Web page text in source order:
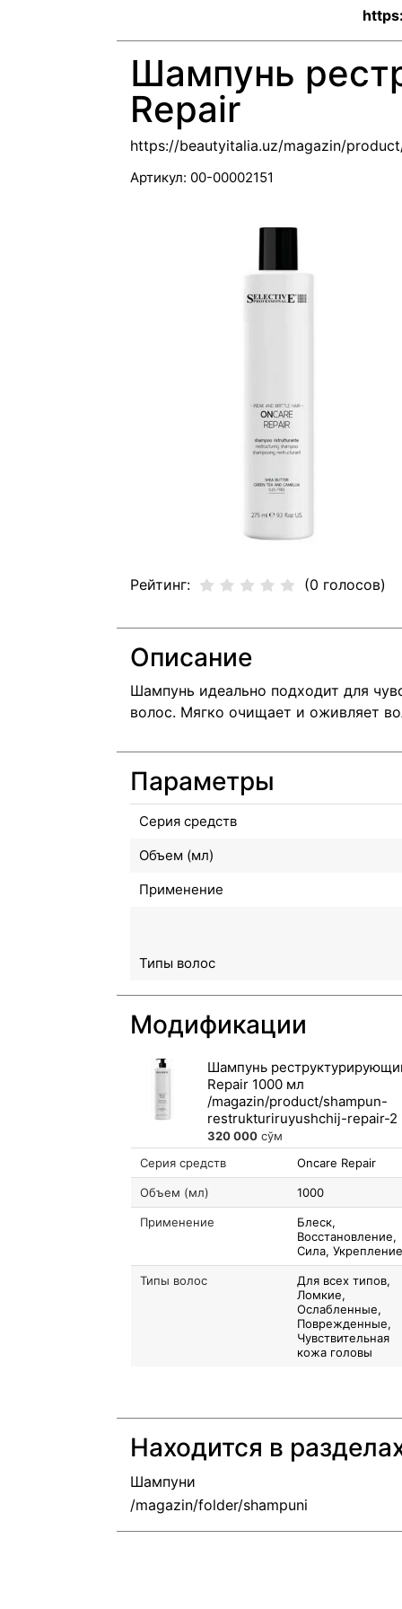
Шампунь
Repair
https://beautyitalia.uz/magazin/
Артикул: 00-00002151
Рейтинг: (0 голосов)
Описание
Шампунь идеально подходит для
волос. Мягко очищает и оживляет
Параметры
Серия средств
Объем (мл)
Применение
Типы волос
Модификации
Шампунь
Repair 1000 мл
320 000 сўм
Серия средств
Oncare Repair
Объем (мл) 1000
Применение
Блеск,
Восстановление,
Сила, Укрепление
Типы волос
Для всех типов,
Ломкие,
Ослабленные,
Поврежденные,
Чувствительная
кожа головы
Находится в
Шампуни